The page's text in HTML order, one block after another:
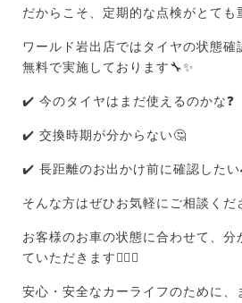
だからこそ、定期的な点検がとても
ワールド岩出店ではタイヤの状態確
無料で実施しております🔧✨
✔️ 今のタイヤはまだ使えるのかな❓
✔️ 交換時期が分からない🤔
✔️ 長距離のお出かけ前に確認したい
そんな方はぜひお気軽にご相談くだ
お客様のお車の状態に合わせて、分
ていただきます🙇‍♀️✨
安心・安全なカーライフのために、